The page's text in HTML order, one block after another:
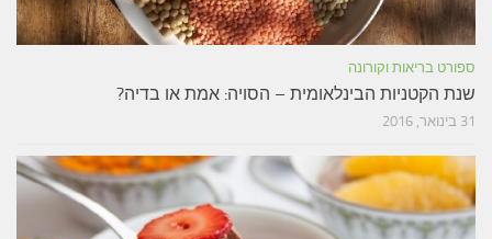
ספורט בריאות וקורונה
שנת הקטניות הבינלאומית – הסויה: אמת או בדיה?
31 בינואר, 2016